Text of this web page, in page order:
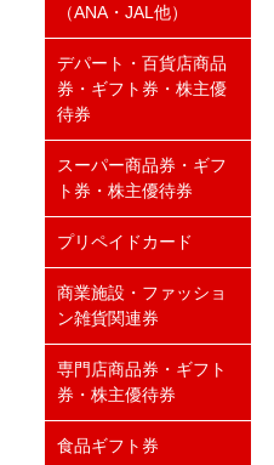
（ANA・JAL他）
デパート・百貨店商品
券・ギフト券・株主優
待券
スーパー商品券・ギフ
ト券・株主優待券
プリペイドカード
商業施設・ファッショ
ン雑貨関連券
専門店商品券・ギフト
券・株主優待券
食品ギフト券